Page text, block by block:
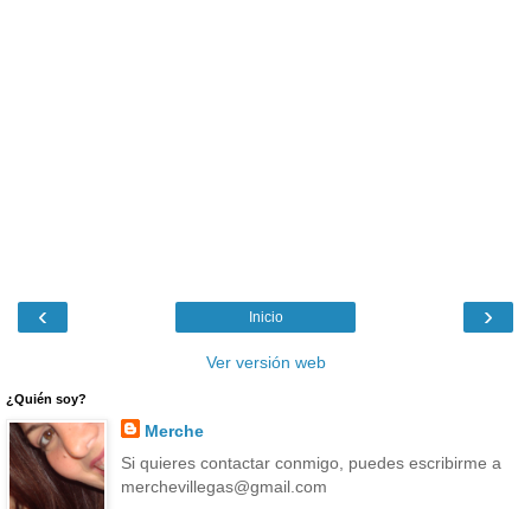
‹ ›
Inicio
Ver versión web
¿Quién soy?
Merche
Si quieres contactar conmigo, puedes escribirme a
merchevillegas@gmail.com